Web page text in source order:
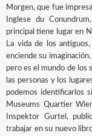
Morgen, que fue
Inglese du
principal tiene lugar en
La vida de los
enciende su
pero es el mundo de los
las personas y los
podemos identificarlos
Museums Quartier
Inspektor Gurtel,
trabajar en su nuevo